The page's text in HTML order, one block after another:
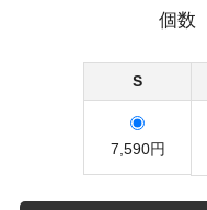
個数
S
7,590円